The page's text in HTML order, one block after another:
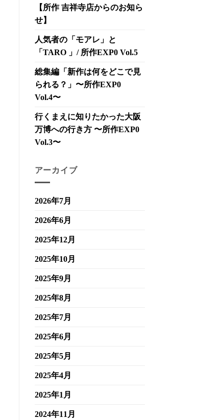
【所作 吉祥寺店からのお知ら
せ】
人気者の「モアレ」と
「TARO 」/ 所作EXP0 Vol.5
総集編「新作は何をどこで見
られる？」〜所作EXP0
Vol.4〜
行くまえに知りたかった大阪
万博への行き方 〜所作EXP0
Vol.3〜
アーカイブ
2026年7月
2026年6月
2025年12月
2025年10月
2025年9月
2025年8月
2025年7月
2025年6月
2025年5月
2025年4月
2025年1月
2024年11月